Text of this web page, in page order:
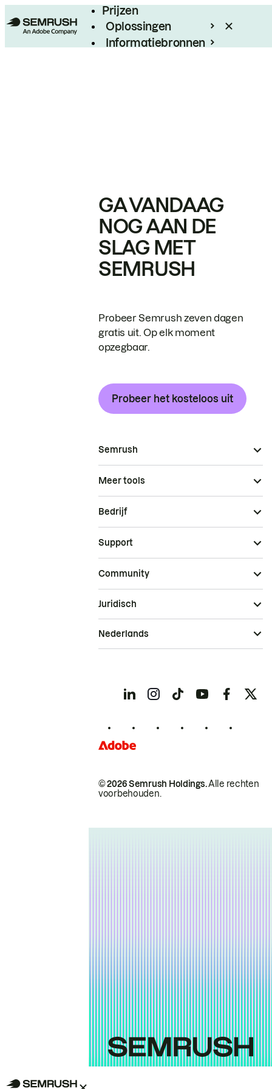
Prijzen
Oplossingen
Informatiebronnen
GA VANDAAG
NOG AAN DE
SLAG MET
SEMRUSH
Probeer Semrush zeven dagen
gratis uit. Op elk moment
opzegbaar.
Probeer het kosteloos uit
Semrush
Meer tools
Bedrijf
Support
Community
© 2026 Semrush Holdings.Alle rechten
voorbehouden.
Juridisch
Nederlands